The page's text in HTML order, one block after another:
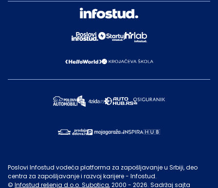
Poslovi Infostud vodeća platforma za zapošljavanje u Srbiji, deo
centra za zapošljavanje i razvoj karijere - Infostud.
© Infostud rešenja d.o.o. Subotica, 2000 - 2026. Sadržaj sajta